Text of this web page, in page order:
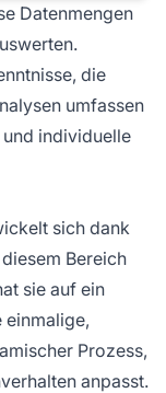
Datenmengen
die
umfassen
individuelle
sich dank
Bereich
sie auf ein
einmalige,
Prozess,
anpasst.